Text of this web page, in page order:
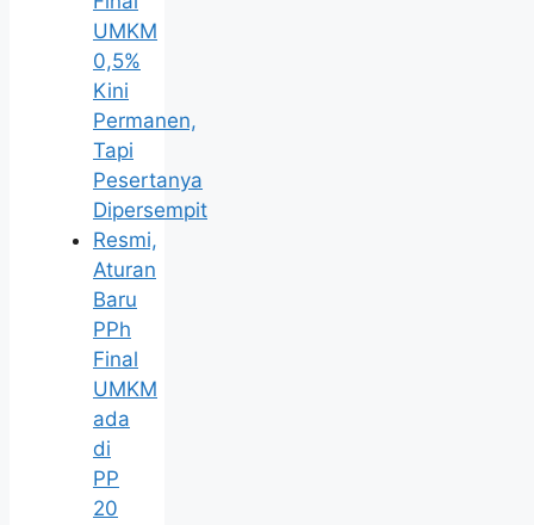
UMKM
0,5%
Kini
Permanen,
Tapi
Pesertanya
Dipersempit
Resmi,
Aturan
Baru
PPh
Final
UMKM
ada
di
PP
20